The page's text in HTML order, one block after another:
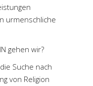
urmenschliche
gehen wir?
Suche nach
von Religion